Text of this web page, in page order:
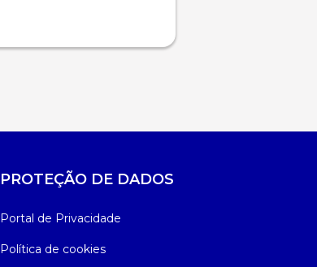
PROTEÇÃO DE DADOS
Portal de Privacidade
Política de cookies